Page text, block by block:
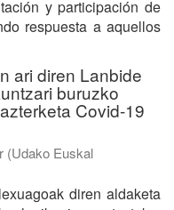
y participación de
respuesta a aquellos
ari diren Lanbide
buruzko
Covid-19
(Udako Euskal
diren aldaketa